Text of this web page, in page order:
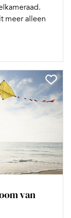
meer alleen
van